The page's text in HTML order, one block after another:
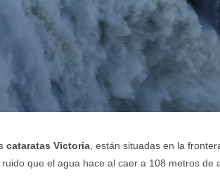
cataratas Victoria , están situadas en la
que el agua hace al caer a 108 metros